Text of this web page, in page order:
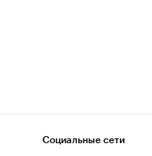
Социальные сети